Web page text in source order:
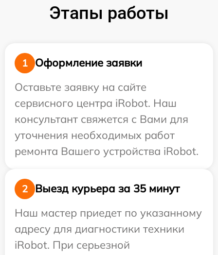
Этапы работы
1
Оформление заявки
Оставьте заявку на сайте
сервисного центра iRobot. Наш
консультант свяжется с Вами для
уточнения необходимых работ
ремонта Вашего устройства iRobot.
2
Выезд курьера за 35 минут
Наш мастер приедет по указанному
адресу для диагностики техники
iRobot. При серьезной